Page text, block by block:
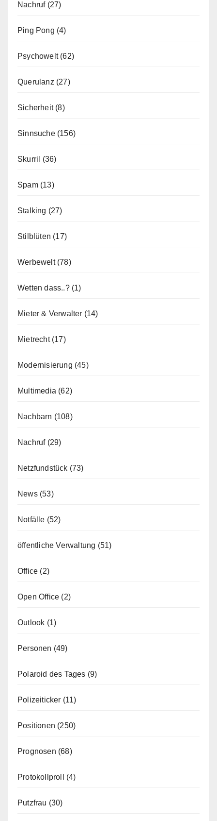
Nachruf(27)
Ping Pong (4)
Psychowelt(62)
Querulanz (27)
Sicherheit(8)
Sinnsuche(156)
Skurril (36)
Spam(13)
Stalking (27)
Stilblüten (17)
Werbewelt(78)
Wetten dass..?(1)
Mieter & Verwalter (14)
Mietrecht(17)
Modernisierung (45)
Multimedia (62)
Nachbarn (108)
Nachruf(29)
Netzfundstück (73)
News(53)
Notfälle (52)
öffentliche Verwaltung (51)
Office (2)
Open Office (2)
Outlook (1)
Personen (49)
Polaroid des Tages (9)
Polizeiticker (11)
Positionen (250)
Prognosen (68)
Protokollproll (4)
Putzfrau (30)